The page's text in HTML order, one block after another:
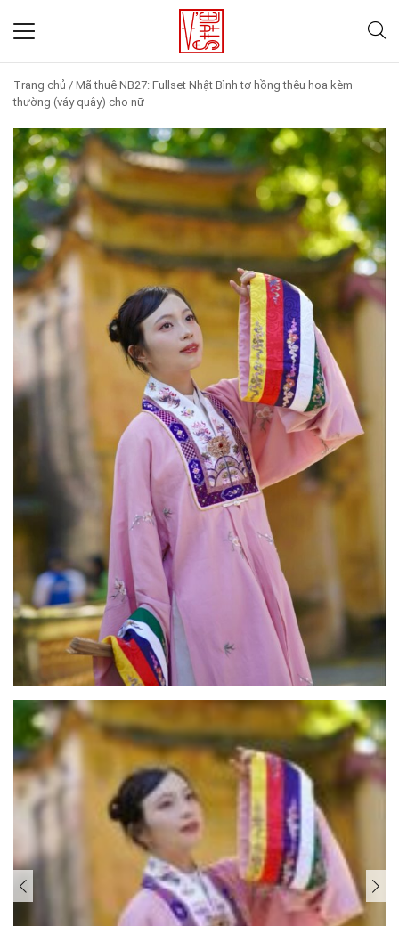
Trang chủ / Mã thuê NB27: Fullset Nhật Bình tơ hồng thêu hoa kèm
thường (váy quây) cho nữ